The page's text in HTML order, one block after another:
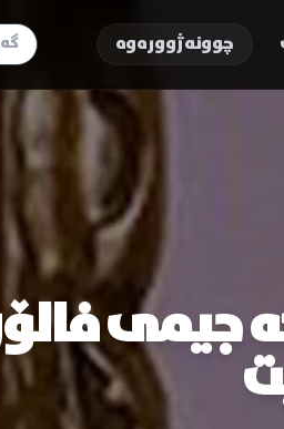
چوونەژوورەوە
جیمی